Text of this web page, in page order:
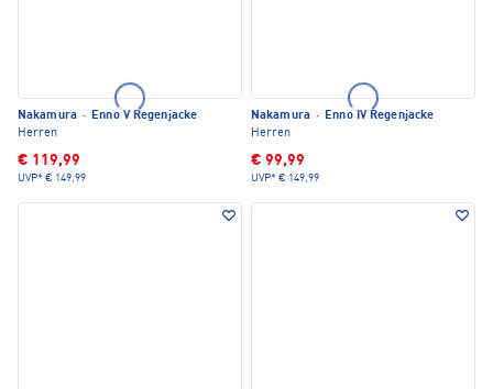
Nakamura · Enno V Regenjacke
Herren
€ 119,99
UVP* € 149,99
Nakamura · Enno IV Regenjacke
Herren
€ 99,99
UVP* € 149,99